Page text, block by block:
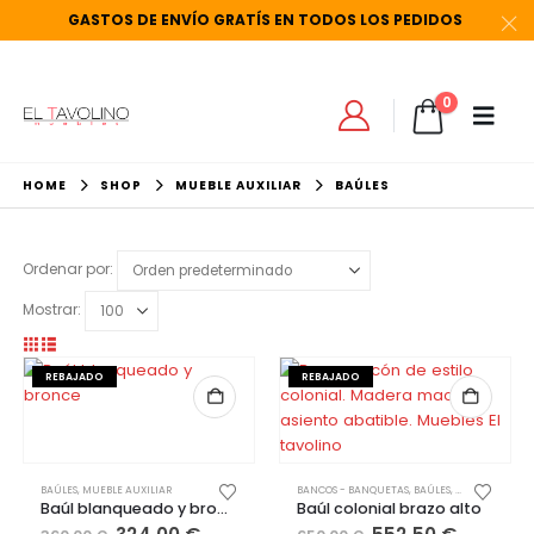
GASTOS DE ENVÍO GRATÍS EN TODOS LOS PEDIDOS
0
HOME SHOP MUEBLE AUXILIAR BAÚLES
Ordenar por:
Mostrar:
REBAJADO
BAÚLES, MUEBLE AUXILIAR
Baúl blanqueado y bronce
REBAJADO
BANCOS - BANQUETAS, BAÚLES, MOYCOR
Baúl colonial brazo alto